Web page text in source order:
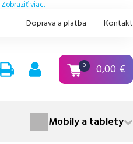
Zobraziť viac.
Doprava a platba Kontakt
0 0,00 €
Mobily a tablety